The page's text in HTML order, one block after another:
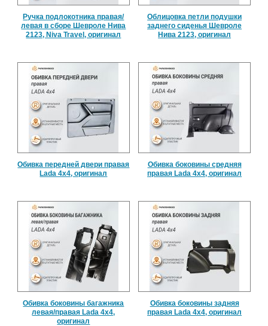
Ручка подлокотника правая/
левая в сборе Шевроле Нива
2123, Niva Travel, оригинал
Облицовка петли подушки
заднего сиденья Шевроле
Нива 2123, оригинал
Обивка передней двери правая
Lada 4x4, оригинал
Обивка боковины средняя
правая Lada 4x4, оригинал
Обивка боковины багажника
левая/правая Lada 4x4,
оригинал
Обивка боковины задняя
правая Lada 4x4, оригинал